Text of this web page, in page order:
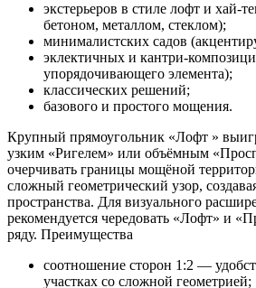
экстерьеров в стиле лофт и
бетоном, металлом, стеклом);
минималистских садов
эклектичных и
упорядочивающего элемента);
классических решений;
базового и простого мощения.
Крупный прямоугольник «Лофт »
узким «Ригелем» или объёмным
очерчивать границы мощёной
сложный геометрический узор,
пространства. Для визуального
рекомендуется чередовать «Лофт» и
ряду. Преимущества
соотношение сторон 1:2 —
участках со сложной геометрией;